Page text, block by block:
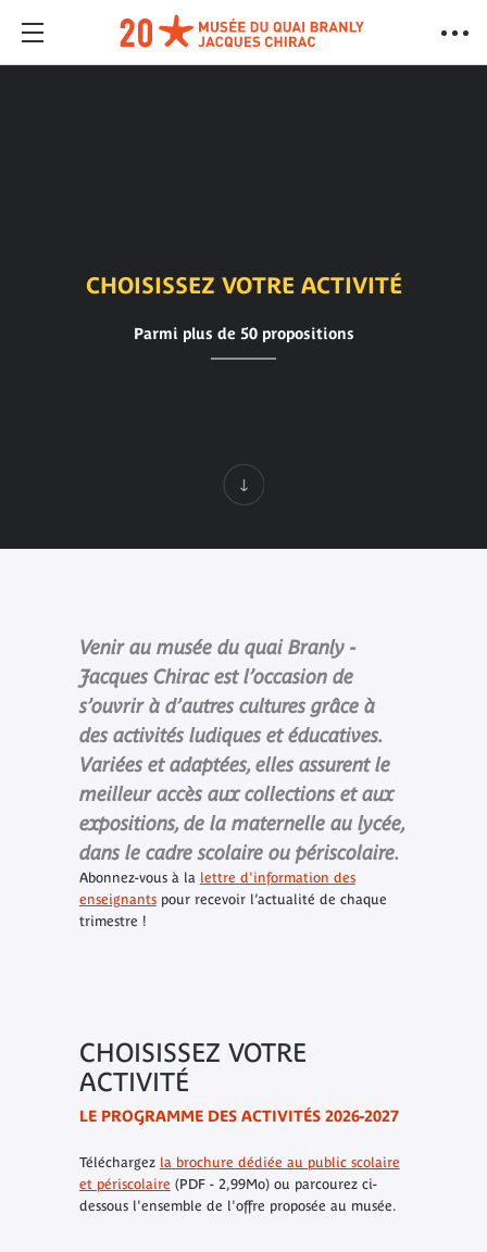
CHOISISSEZ VOTRE ACTIVITÉ
Parmi plus de 50 propositions
Venir au musée du quai Branly -
Jacques Chirac est l’occasion de
s’ouvrir à d’autres cultures grâce à
des activités ludiques et éducatives.
Variées et adaptées, elles assurent le
meilleur accès aux collections et aux
expositions, de la maternelle au lycée,
dans le cadre scolaire ou périscolaire.
Abonnez-vous à la lettre d'information des
enseignantspour recevoir l’actualité de chaque
trimestre !
CHOISISSEZ VOTRE
ACTIVITÉ
LE PROGRAMME DES ACTIVITÉS 2026-2027
Téléchargez la brochure dédiée au public scolaire
et périscolaire (PDF - 2,99Mo) ou parcourez ci-
dessous l'ensemble de l'offre proposée au musée.